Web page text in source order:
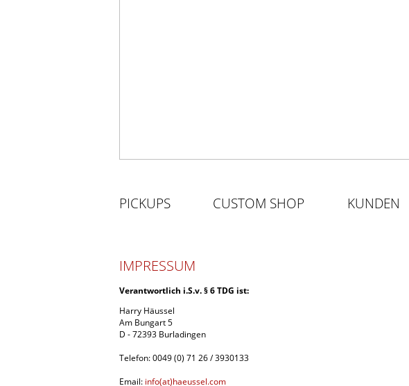
PICKUPS CUSTOM SHOP KUNDEN
IMPRESSUM
Verantwortlich i.S.v. § 6 TDG ist:
Harry Häussel
Am Bungart 5
D - 72393 Burladingen
Telefon: 0049 (0) 71 26 / 3930133
Email: info(at)haeussel.com